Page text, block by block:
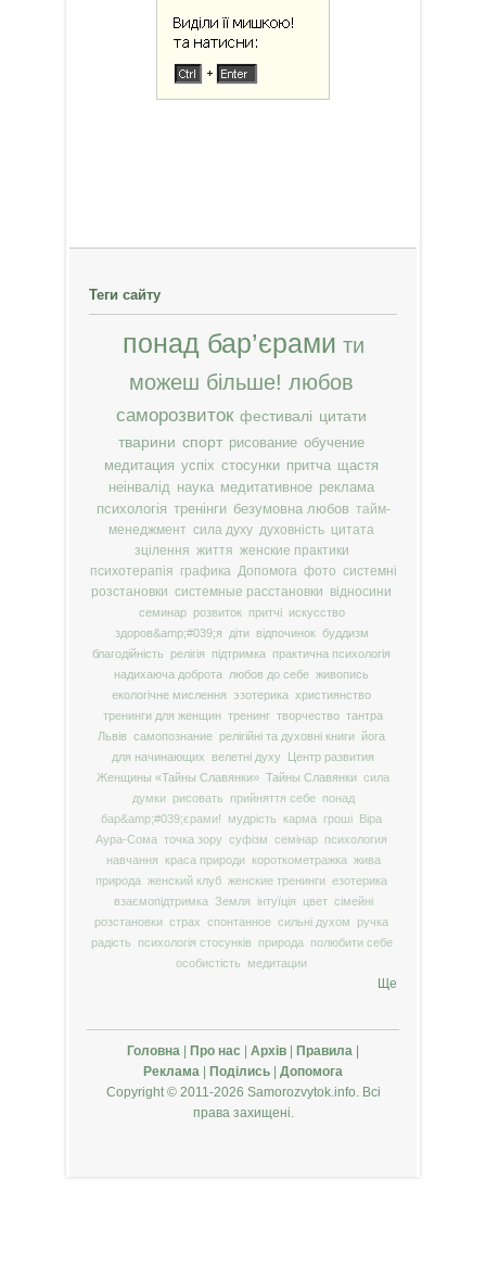
Теги сайту
понад бар’єрами ти
можеш більше! любов
саморозвиток фестивалі цитати
тварини спорт рисование обучение
медитация успіх стосунки притча щастя
неінвалід наука медитативное реклама
психологія тренінги безумовна любов тайм-
менеджмент сила духу духовність цитата
зцілення життя женские практики
психотерапія графика Допомога фото системні
розстановки системные расстановки відносини
семинар розвиток притчі
искусство
здоров&amp;#039;я
діти відпочинок буддизм
благодійність
релігія підтримка
практична психологія
надихаюча доброта
любов до себе живопись
екологічне мислення
эзотерика християнство
тренинги для женщин тренинг творчество тантра
Львів самопознание релігійні та духовні книги йога
для начинающих
велетні духу
Центр развития
Женщины «Тайны Славянки» Тайны Славянки сила
думки
рисовать прийняття себе
понад
бар&amp;#039;єрами!
мудрість карма гроші Віра
Аура-Сома точка зору суфізм семінар психология
навчання
краса природи короткометражка жива
природа женский клуб женские тренинги езотерика
взаємопідтримка Земля інтуїція цвет сімейні
розстановки страх спонтанное сильні духом
ручка
радість
психологія стосунків природа
полюбити себе
особистість
медитации
Ще
Головна Про нас Архів Правила
Реклама
Поділись
Допомога
Copyright © 2011-2026 Samorozvytok.info. Всі
права захищені.